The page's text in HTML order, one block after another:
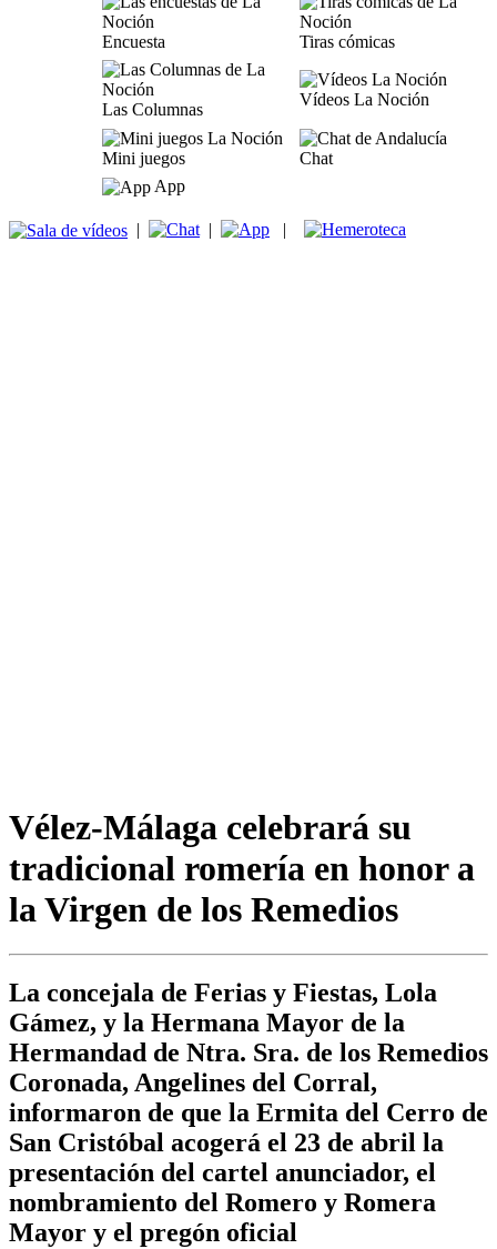
Encuesta Tiras cómicas
Las Columnas
Vídeos La Noción
Mini juegos
Chat
App
| | |
Vélez-Málaga celebrará su
tradicional romería en honor a
la Virgen de los Remedios
La concejala de Ferias y Fiestas, Lola
Gámez, y la Hermana Mayor de la
Hermandad de Ntra. Sra. de los Remedios
Coronada, Angelines del Corral,
informaron de que la Ermita del Cerro de
San Cristóbal acogerá el 23 de abril la
presentación del cartel anunciador, el
nombramiento del Romero y Romera
Mayor y el pregón oficial